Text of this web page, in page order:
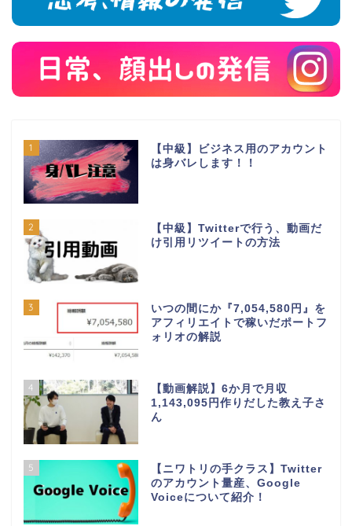
1
【中級】ビジネス用のアカウント
は身バレします！！
2
【中級】Twitterで行う、動画だ
け引用リツイートの方法
3
いつの間にか『7,054,580円』を
アフィリエイトで稼いだポートフ
ォリオの解説
4
【動画解説】6か月で月収
1,143,095円作りだした教え子さ
ん
5
【ニワトリの手クラス】Twitter
のアカウント量産、Google
Voiceについて紹介！